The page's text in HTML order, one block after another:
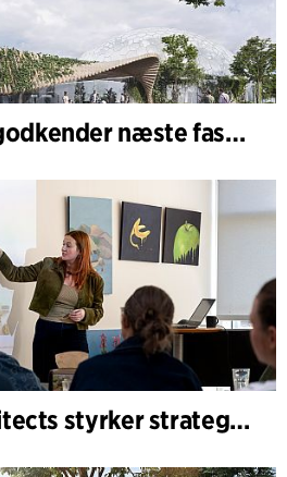
Randers Byråd godkender næste fase af udvidelsen af Randers Regnskov
C.F. Møller Architects styrker strategisk rådgivning i de tidlige faser